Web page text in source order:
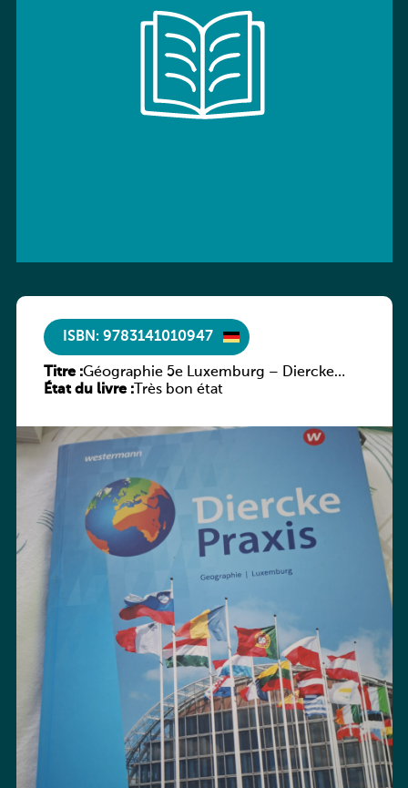
ISBN: 9783141010947
Titre :Géographie 5e Luxemburg – Diercke
Praxis
État du livre :Très bon état